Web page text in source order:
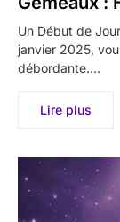
Un Début de
janvier 2025,
débordante.…
Lire plus